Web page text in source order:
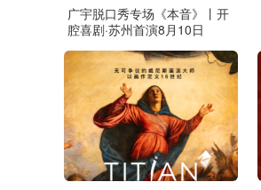
广宇脱口秀专场《本音》丨开
腔喜剧·苏州首演8月10日